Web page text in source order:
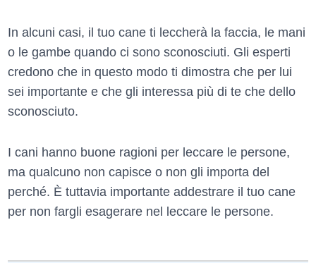
In alcuni casi, il tuo cane ti leccherà la faccia, le mani
o le gambe quando ci sono sconosciuti. Gli esperti
credono che in questo modo ti dimostra che per lui
sei importante e che gli interessa più di te che dello
sconosciuto.
I cani hanno buone ragioni per leccare le persone,
ma qualcuno non capisce o non gli importa del
perché. È tuttavia importante addestrare il tuo cane
per non fargli esagerare nel leccare le persone.